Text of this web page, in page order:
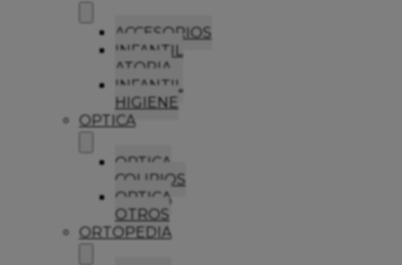
ACCESORIOS
INFANTIL
ATOPIA
INFANTIL
HIGIENE
OPTICA
OPTICA
COLIRIOS
OPTICA
OTROS
ORTOPEDIA